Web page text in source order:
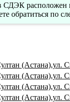
СДЭК расположен
обратиться по
(Астана),ул.
(Астана),ул.
(Астана),ул.
(Астана),ул.